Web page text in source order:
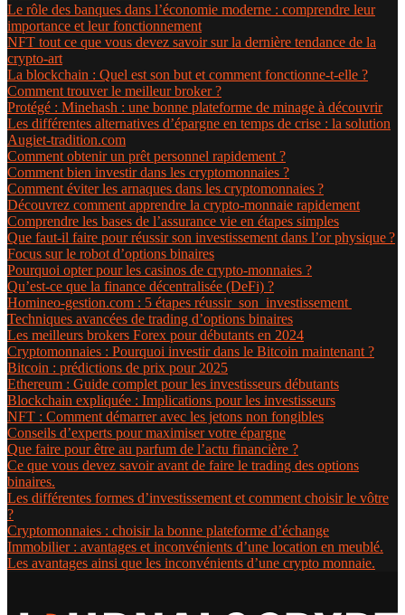
Le rôle des banques dans l’économie moderne : comprendre leur
importance et leur fonctionnement
NFT tout ce que vous devez savoir sur la dernière tendance de la
crypto-art
La blockchain : Quel est son but et comment fonctionne-t-elle ?
Comment trouver le meilleur broker ?
Protégé : Minehash : une bonne plateforme de minage à découvrir
Les différentes alternatives d’épargne en temps de crise : la solution
Augiet-tradition.com
Comment obtenir un prêt personnel rapidement ?
Comment bien investir dans les cryptomonnaies ?
Comment éviter les arnaques dans les cryptomonnaies ?
Découvrez comment apprendre la crypto-monnaie rapidement
Comprendre les bases de l’assurance vie en étapes simples
Que faut-il faire pour réussir son investissement dans l’or physique ?
Focus sur le robot d’options binaires
Pourquoi opter pour les casinos de crypto-monnaies ?
Qu’est-ce que la finance décentralisée (DeFi) ?
Homineo-gestion.com : 5 étapes réussir son investissement
Techniques avancées de trading d’options binaires
Les meilleurs brokers Forex pour débutants en 2024
Cryptomonnaies : Pourquoi investir dans le Bitcoin maintenant ?
Bitcoin : prédictions de prix pour 2025
Ethereum : Guide complet pour les investisseurs débutants
Blockchain expliquée : Implications pour les investisseurs
NFT : Comment démarrer avec les jetons non fongibles
Conseils d’experts pour maximiser votre épargne
Que faire pour être au parfum de l’actu financière ?
Ce que vous devez savoir avant de faire le trading des options
binaires.
Les différentes formes d’investissement et comment choisir le vôtre
?
Cryptomonnaies : choisir la bonne plateforme d’échange
Immobilier : avantages et inconvénients d’une location en meublé.
Les avantages ainsi que les inconvénients d’une crypto monnaie.